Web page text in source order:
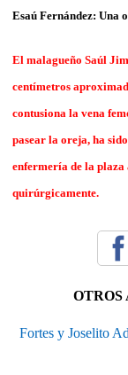
Esaú Fernández: Una
El malagueño Saúl
centímetros
contusiona la vena
pasear la oreja, ha
enfermería de la
quirúrgicamente.
OTROS
Fortes y Joselito